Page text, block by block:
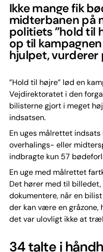
Ikke mange fik
midterbanen på
politiets ”hold til
op til
hjulpet, vurderer
”Hold til højre” lød en
Vejdirektoratet i den
bilisterne gjort i meget
indsatsen.
En uges målrettet
overhalings- eller
indbragte kun 57
En uge med målrettet
Det hører med til
dokumentere, når en
der kan være en gråzone,
det var ulovligt ikke at
34 talte i